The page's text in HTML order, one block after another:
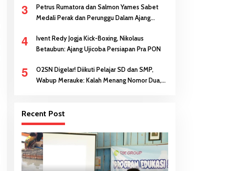
3
Petrus Rumatora dan Salmon Yames Sabet
Medali Perak dan Perunggu Dalam Ajang
4
Ivent Redy Jogja Kick-Boxing, Nikolaus
Betaubun: Ajang Ujicoba Persiapan Pra PON
5
O2SN Digelar! Diikuti Pelajar SD dan SMP,
Wabup Merauke: Kalah Menang Nomor Dua,
Recent Post